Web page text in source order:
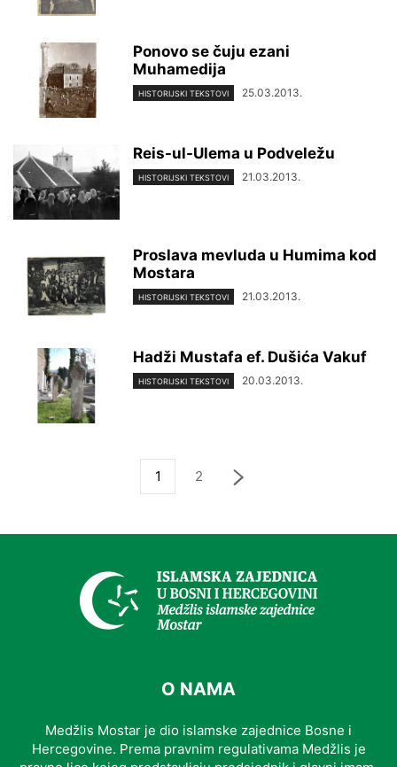
Ponovo se čuju ezani
Muhamedija
HISTORIJSKI TEKSTOVI 25.03.2013.
Reis-ul-Ulema u Podveležu
HISTORIJSKI TEKSTOVI 21.03.2013.
Proslava mevluda u Humima kod
Mostara
HISTORIJSKI TEKSTOVI 21.03.2013.
Hadži Mustafa ef. Dušića Vakuf
HISTORIJSKI TEKSTOVI 20.03.2013.
1 2
O NAMA
Medžlis Mostar je dio islamske zajednice Bosne i
Hercegovine. Prema pravnim regulativama Medžlis je